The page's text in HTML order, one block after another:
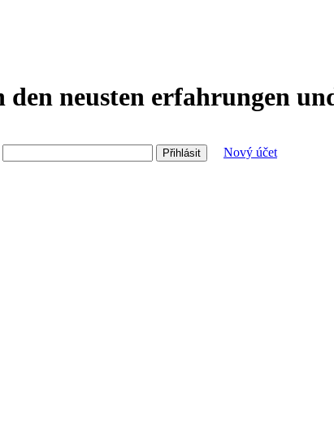
den neusten erfahrungen
Nový účet